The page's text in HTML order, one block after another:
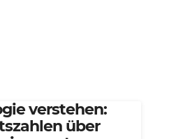
verstehen:
über